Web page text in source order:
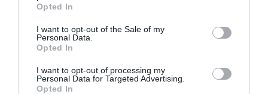
Opted In
I want to opt-out of the Sale of my
Personal Data.
Opted In
I want to opt-out of processing my
Personal Data for Targeted Advertising.
Opted In